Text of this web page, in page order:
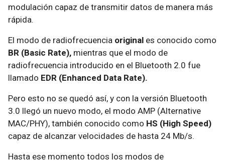
modulación capaz de transmitir datos de manera más
rápida.
El modo de radiofrecuencia original es conocido como
BR (Basic Rate), mientras que el modo de
radiofrecuencia introducido en el Bluetooth 2.0 fue
llamado EDR (Enhanced Data Rate).
Pero esto no se quedó así, y con la versión Bluetooth
3.0 llegó un nuevo modo, el modo AMP (Alternative
MAC/PHY), también conocido como HS (High Speed)
capaz de alcanzar velocidades de hasta 24 Mb/s.
Hasta ese momento todos los modos de